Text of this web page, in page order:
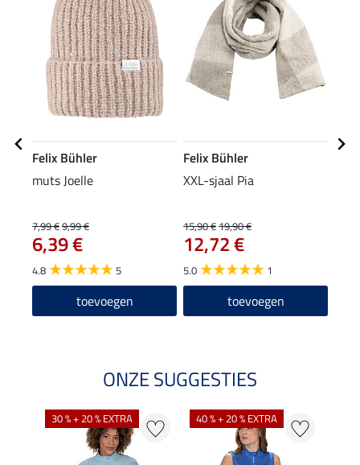
Felix Bühler
muts Joelle
7,99 €9,99 €
6,39 €
4.8 5
toevoegen
Felix Bühler
XXL-sjaal Pia
15,90 €19,90 €
12,72 €
5.0 1
toevoegen
ONZE SUGGESTIES
30 % + 20 % EXTRA 40 % + 20 % EXTRA